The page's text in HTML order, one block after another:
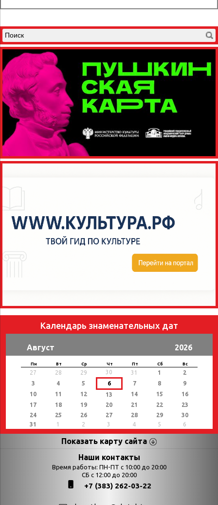
Календарь знаменательных дат
Август 2026
Пн Вт Ср Чт Пт Сб Вс
27 28 29 30 31 1
2
3
4 5 6 7 8
9
10
11 12 13 14 15
16
17
18 19 20 21 22
23
24
25 26 27 28 29
30
31
1 2 3 4 5 6
Показать карту сайта
Страницы Категории
Выставки
День в истории
Наши контакты
Время работы: ПН-ПТ с 10:00 до 20:00
СБ с 12:00 до 20:00
+7 (383) 262-03-22